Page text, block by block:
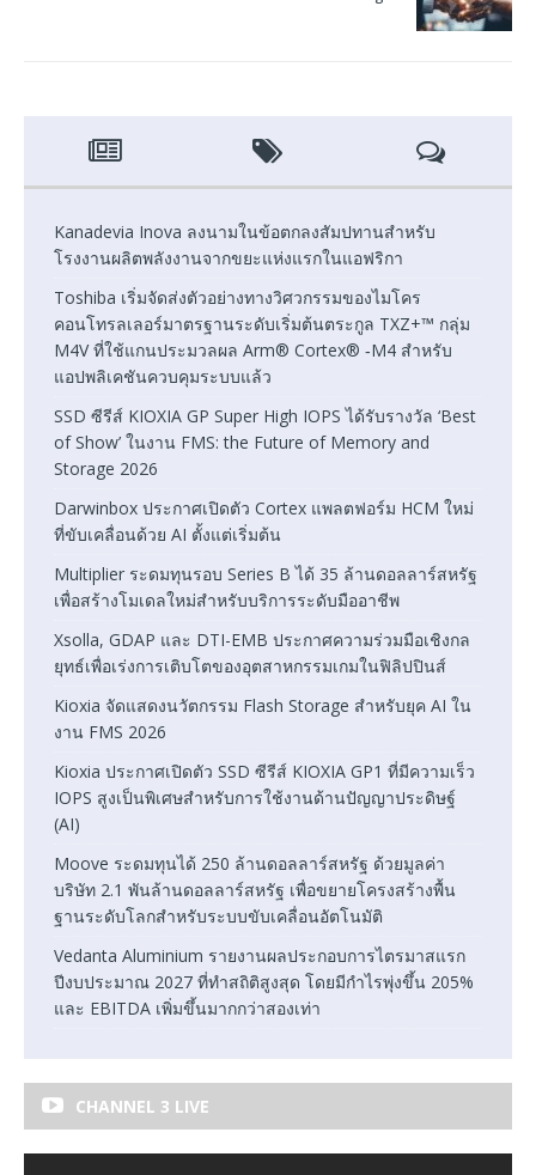
Kanadevia Inova ลงนามในข้อตกลงสัมปทานสำหรับ
โรงงานผลิตพลังงานจากขยะแห่งแรกในแอฟริกา
Toshiba เริ่มจัดส่งตัวอย่างทางวิศวกรรมของไมโคร
คอนโทรลเลอร์มาตรฐานระดับเริ่มต้นตระกูล TXZ+™ กลุ่ม
M4V ที่ใช้แกนประมวลผล Arm® Cortex® ‑M4 สำหรับ
แอปพลิเคชันควบคุมระบบแล้ว
SSD ซีรีส์ KIOXIA GP Super High IOPS ได้รับรางวัล ‘Best
of Show’ ในงาน FMS: the Future of Memory and
Storage 2026
Darwinbox ประกาศเปิดตัว Cortex แพลตฟอร์ม HCM ใหม่
ที่ขับเคลื่อนด้วย AI ตั้งแต่เริ่มต้น
Multiplier ระดมทุนรอบ Series B ได้ 35 ล้านดอลลาร์สหรัฐ
เพื่อสร้างโมเดลใหม่สำหรับบริการระดับมืออาชีพ
Xsolla, GDAP และ DTI-EMB ประกาศความร่วมมือเชิงกล
ยุทธ์เพื่อเร่งการเติบโตของอุตสาหกรรมเกมในฟิลิปปินส์
Kioxia จัดแสดงนวัตกรรม Flash Storage สำหรับยุค AI ใน
งาน FMS 2026
Kioxia ประกาศเปิดตัว SSD ซีรีส์ KIOXIA GP1 ที่มีความเร็ว
IOPS สูงเป็นพิเศษสำหรับการใช้งานด้านปัญญาประดิษฐ์
(AI)
Moove ระดมทุนได้ 250 ล้านดอลลาร์สหรัฐ ด้วยมูลค่า
บริษัท 2.1 พันล้านดอลลาร์สหรัฐ เพื่อขยายโครงสร้างพื้น
ฐานระดับโลกสำหรับระบบขับเคลื่อนอัตโนมัติ
Vedanta Aluminium รายงานผลประกอบการไตรมาสแรก
ปีงบประมาณ 2027 ที่ทำสถิติสูงสุด โดยมีกำไรพุ่งขึ้น 205%
และ EBITDA เพิ่มขึ้นมากกว่าสองเท่า
CHANNEL 3 LIVE